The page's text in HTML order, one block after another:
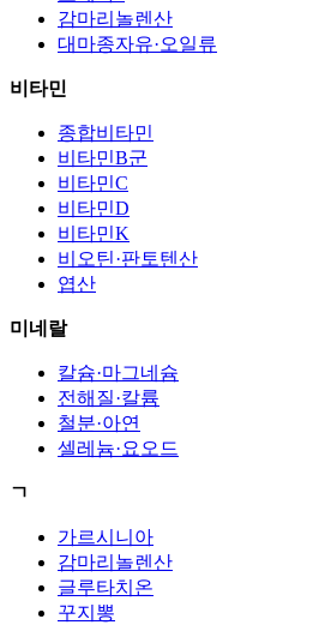
감마리놀렌산
대마종자유·오일류
비타민
종합비타민
비타민B군
비타민C
비타민D
비타민K
비오틴·판토텐산
엽산
미네랄
칼슘·마그네슘
전해질·칼륨
철분·아연
셀레늄·요오드
ㄱ
가르시니아
감마리놀렌산
글루타치온
꾸지뽕